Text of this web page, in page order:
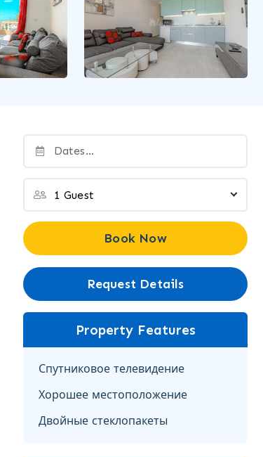
Book Now
Request Details
Property Features
Спутниковое телевидение
Хорошее местоположение
Двойные стеклопакеты